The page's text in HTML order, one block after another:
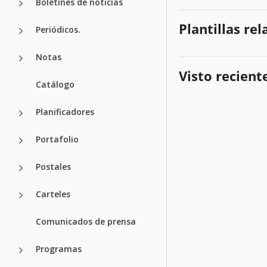
Periódicos.
Notas
Catálogo
Planificadores
Portafolio
Postales
Carteles
Comunicados de prensa
Programas
Plantillas
Visto